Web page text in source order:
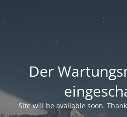
Der
Site will be available soon.